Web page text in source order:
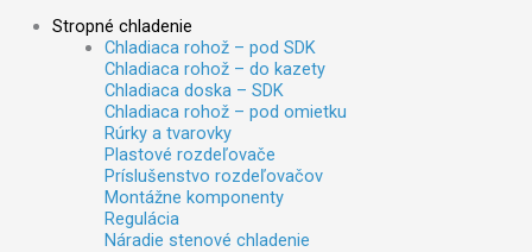
Stropné chladenie
Chladiaca rohož – pod SDK
Chladiaca rohož – do kazety
Chladiaca doska – SDK
Chladiaca rohož – pod omietku
Rúrky a tvarovky
Plastové rozdeľovače
Príslušenstvo rozdeľovačov
Montážne komponenty
Regulácia
Náradie stenové chladenie